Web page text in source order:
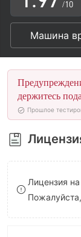
2
3
4
5
6
7
8
9
8
9
/10
Машина
держитесь
Прошлое
Лицензия